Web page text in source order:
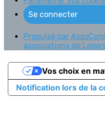
Se connecter
Propulsé par
associations de
Notification lors de la
Vos choix en